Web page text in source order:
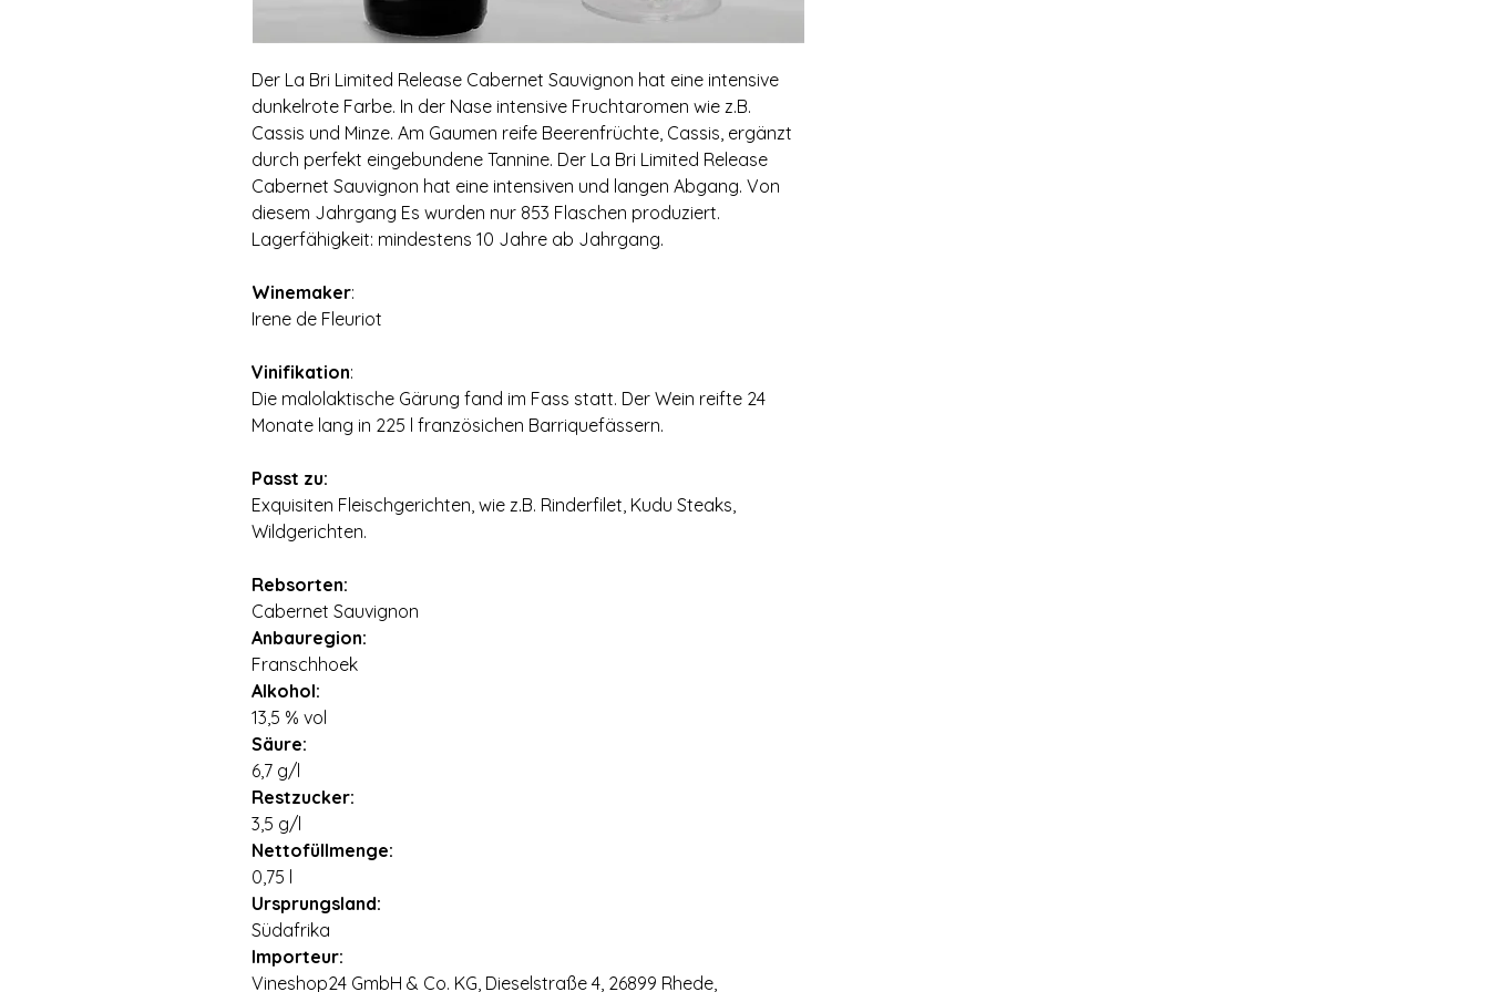
Der La Bri Limited Release Cabernet Sauvignon hat eine intensive
dunkelrote Farbe. In der Nase intensive Fruchtaromen wie z.B.
Cassis und Minze. Am Gaumen reife Beerenfrüchte, Cassis, ergänzt
durch perfekt eingebundene Tannine. Der La Bri Limited Release
Cabernet Sauvignon hat eine intensiven und langen Abgang. Von
diesem Jahrgang Es wurden nur 853 Flaschen produziert.
Lagerfähigkeit: mindestens 10 Jahre ab Jahrgang.
Winemaker:
Irene de Fleuriot
Vinifikation:
Die malolaktische Gärung fand im Fass statt. Der Wein reifte 24
Monate lang in 225 l französichen Barriquefässern.
Passt zu:
Exquisiten Fleischgerichten, wie z.B. Rinderfilet, Kudu Steaks,
Wildgerichten.
Rebsorten:
Cabernet Sauvignon
Anbauregion:
Franschhoek
Alkohol:
13,5 % vol
Säure:
6,7 g/l
Restzucker:
3,5 g/l
Nettofüllmenge:
0,75 l
Ursprungsland:
Südafrika
Importeur:
Vineshop24 GmbH & Co. KG, Dieselstraße 4, 26899 Rhede,